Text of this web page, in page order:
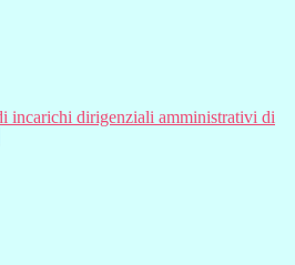
incarichi dirigenziali amministrativi di